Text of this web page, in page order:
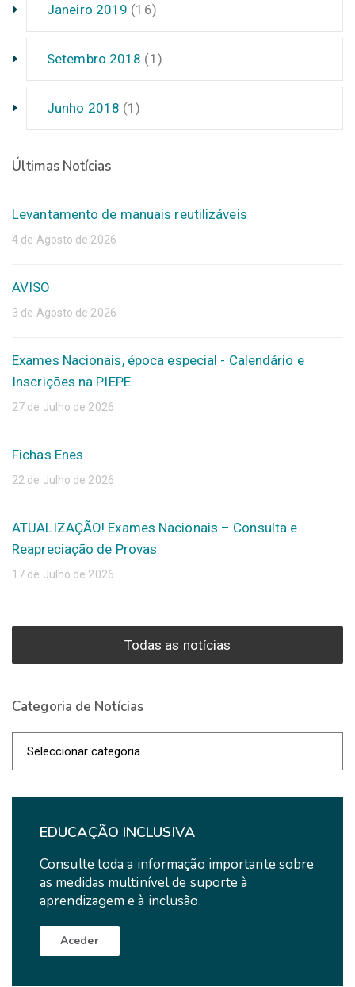
Janeiro 2019 (16)
Setembro 2018 (1)
Junho 2018 (1)
Últimas Notícias
Levantamento de manuais reutilizáveis
4 de Agosto de 2026
AVISO
3 de Agosto de 2026
Exames Nacionais, época especial - Calendário e
Inscrições na PIEPE
27 de Julho de 2026
Fichas Enes
22 de Julho de 2026
ATUALIZAÇÃO! Exames Nacionais – Consulta e
Reapreciação de Provas
17 de Julho de 2026
Todas as notícias
Categoria de Notícias
EDUCAÇÃO INCLUSIVA
Consulte toda a informação importante sobre
as medidas multinível de suporte à
aprendizagem e à inclusão.
Aceder